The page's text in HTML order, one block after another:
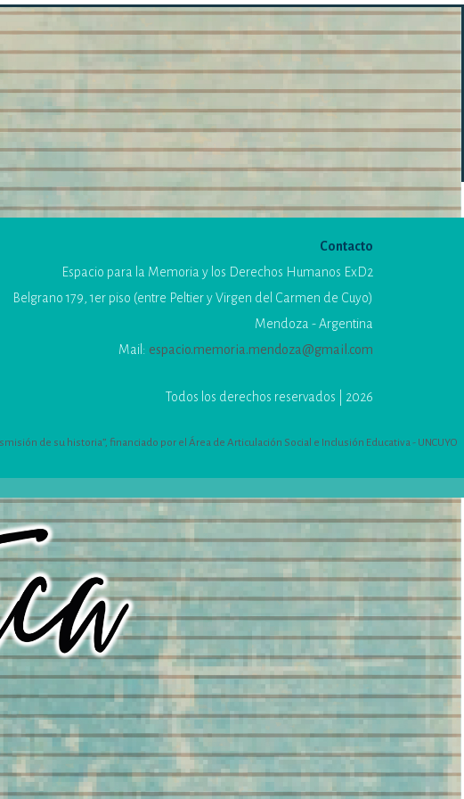
Contacto
Espacio para la Memoria y los Derechos Humanos ExD2
Belgrano 179, 1er piso (entre Peltier y Virgen del Carmen de Cuyo)
Mendoza - Argentina
Mail: espacio.memoria.mendoza@gmail.com
Todos los derechos reservados | 2026
de su historia”, financiado por el Área de Articulación Social e Inclusión Educativa - UNCUYO